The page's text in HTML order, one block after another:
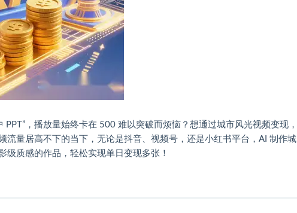
，播放量始终卡在 500 难以突破而烦恼？想通过城市风光视频变现，
流量居高不下的当下，无论是抖音、视频号，还是小红书平台，AI 制作城
质感的作品，轻松实现单日变现多张！